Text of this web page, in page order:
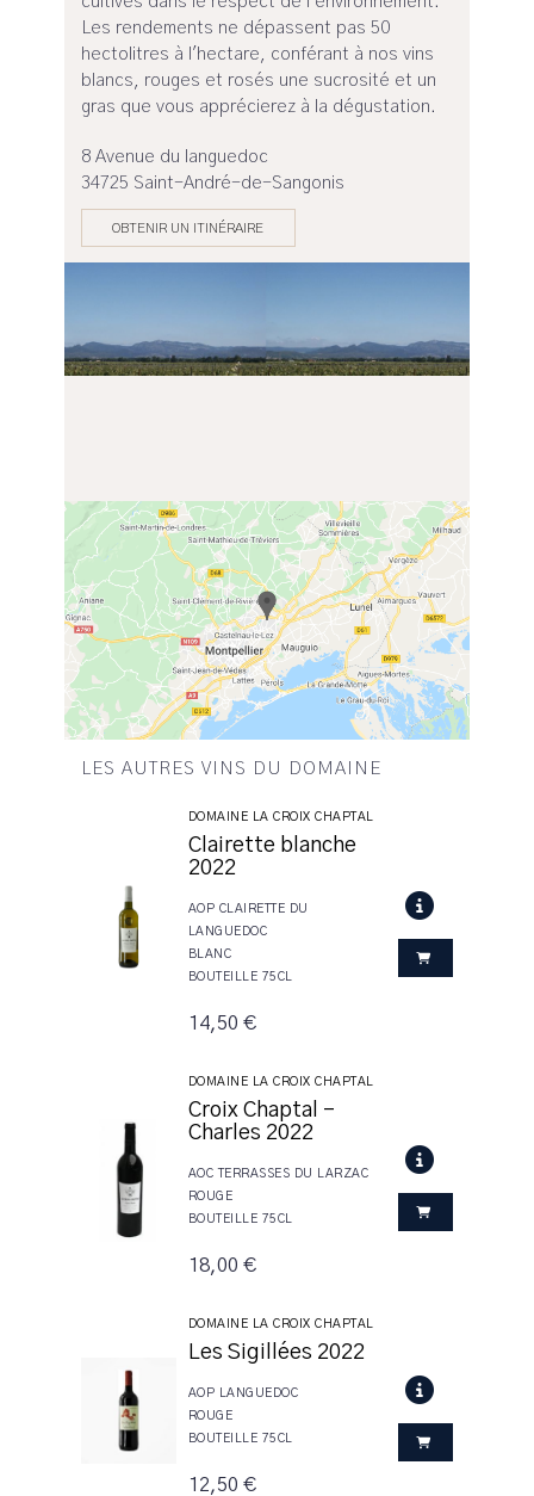
Les rendements ne dépassent pas 50
hectolitres à l'hectare, conférant à nos vins
blancs, rouges et rosés une sucrosité et un
gras que vous apprécierez à la dégustation.
8 Avenue du languedoc
34725 Saint-André-de-Sangonis
OBTENIR UN ITINÉRAIRE
LES AUTRES VINS DU DOMAINE
DOMAINE LA CROIX CHAPTAL
Clairette blanche
2022
AOP CLAIRETTE DU
LANGUEDOC
BLANC
BOUTEILLE 75CL
14,50 €
DOMAINE LA CROIX CHAPTAL
Croix Chaptal -
Charles 2022
AOC TERRASSES DU LARZAC
ROUGE
BOUTEILLE 75CL
18,00 €
DOMAINE LA CROIX CHAPTAL
Les Sigillées 2022
AOP LANGUEDOC
ROUGE
BOUTEILLE 75CL
12,50 €